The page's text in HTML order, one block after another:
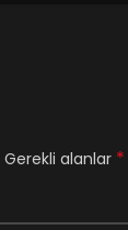
Gerekli alanlar *